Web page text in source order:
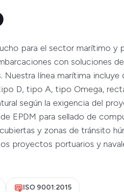
para el sector marítimo y
con soluciones
Nuestra línea marítima incluye
D, tipo A, tipo Omega,
según la exigencia del
EPDM para sellado de
y zonas de tránsito
proyectos portuarios y
ISO 9001:2015